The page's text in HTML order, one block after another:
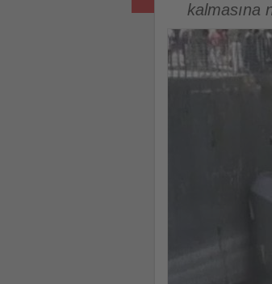
kalmasına